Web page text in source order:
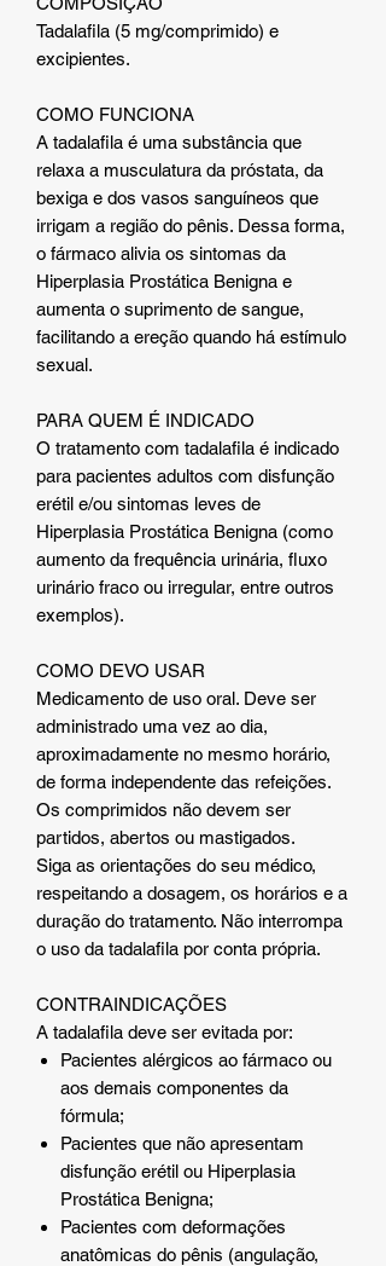
Tadalafila (5 mg/comprimido) e
excipientes.
COMO FUNCIONA
A tadalafila é uma substância que
relaxa a musculatura da próstata, da
bexiga e dos vasos sanguíneos que
irrigam a região do pênis. Dessa forma,
o fármaco alivia os sintomas da
Hiperplasia Prostática Benigna e
aumenta o suprimento de sangue,
facilitando a ereção quando há estímulo
sexual.
PARA QUEM É INDICADO
O tratamento com tadalafila é indicado
para pacientes adultos com disfunção
erétil e/ou sintomas leves de
Hiperplasia Prostática Benigna (como
aumento da frequência urinária, fluxo
urinário fraco ou irregular, entre outros
exemplos).
COMO DEVO USAR
Medicamento de uso oral. Deve ser
administrado uma vez ao dia,
aproximadamente no mesmo horário,
de forma independente das refeições.
Os comprimidos não devem ser
partidos, abertos ou mastigados.
Siga as orientações do seu médico,
respeitando a dosagem, os horários e a
duração do tratamento. Não interrompa
o uso da tadalafila por conta própria.
CONTRAINDICAÇÕES
A tadalafila deve ser evitada por:
Pacientes alérgicos ao fármaco ou
aos demais componentes da
fórmula;
Pacientes que não apresentam
disfunção erétil ou Hiperplasia
Prostática Benigna;
Pacientes com deformações
anatômicas do pênis (angulação,